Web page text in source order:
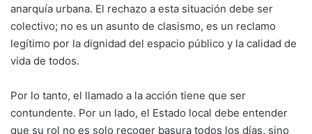
anarquía urbana. El rechazo a esta situación debe ser
colectivo; no es un asunto de clasismo, es un reclamo
legítimo por la dignidad del espacio público y la calidad de
vida de todos.
Por lo tanto, el llamado a la acción tiene que ser
contundente. Por un lado, el Estado local debe entender
que su rol no es solo recoger basura todos los días, sino